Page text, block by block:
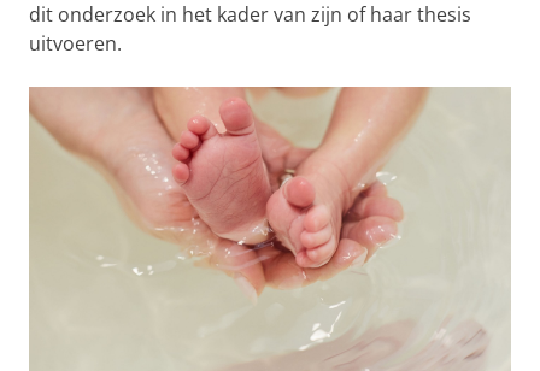
dit onderzoek in het kader van zijn of haar thesis
uitvoeren.